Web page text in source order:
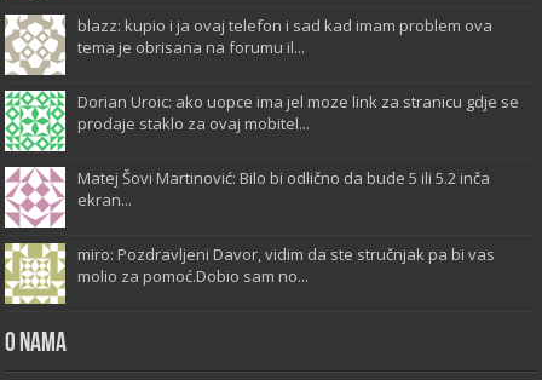
blazz: kupio i ja ovaj telefon i sad kad imam problem ova
tema je obrisana na forumu il...
Dorian Uroic: ako uopce ima jel moze link za stranicu gdje se
prodaje staklo za ovaj mobitel...
Matej Šovi Martinović: Bilo bi odlično da bude 5 ili 5.2 inča
ekran...
miro: Pozdravljeni Davor, vidim da ste stručnjak pa bi vas
molio za pomoć.Dobio sam no...
O Nama